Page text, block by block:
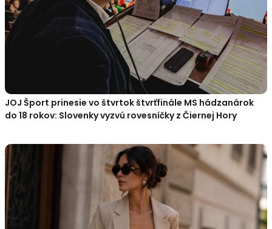
JOJ Šport prinesie vo štvrtok štvrťfinále MS hádzanárok
do 18 rokov: Slovenky vyzvú rovesníčky z Čiernej Hory